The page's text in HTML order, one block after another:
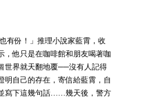
有份！」推理小說家藍霄，收
，他只是在咖啡館和朋友喝著咖
世界就天翻地覆──沒有人記得
明自己的存在，寄信給藍霄，自
寫下這幾句話……幾天後，警方